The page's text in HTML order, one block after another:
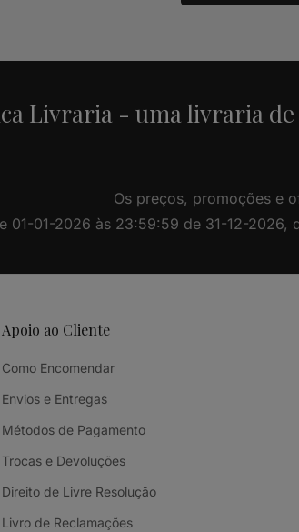
Livraria - uma livraria
Os preços, promoções e
01-01-2026 às 23:59:59 de 31-12-2026,
Apoio ao Cliente
Como Encomendar
Envios e Entregas
Métodos de Pagamento
Trocas e Devoluções
Direito de Livre Resolução
Livro de Reclamações